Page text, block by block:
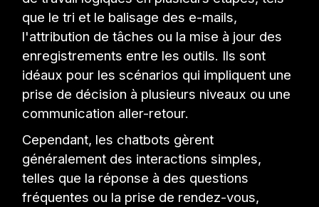
que le tri et le balisage des e-mails,
l'attribution de tâches ou la mise à jour des
enregistrements entre les outils. Ils sont
idéaux pour les scénarios qui impliquent une
prise de décision à plusieurs niveaux ou une
communication aller-retour.
Cependant, les chatbots gèrent
généralement des interactions simples,
telles que la réponse à des questions
fréquentes ou la prise de rendez-vous,